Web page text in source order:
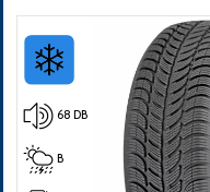
68 DB
B